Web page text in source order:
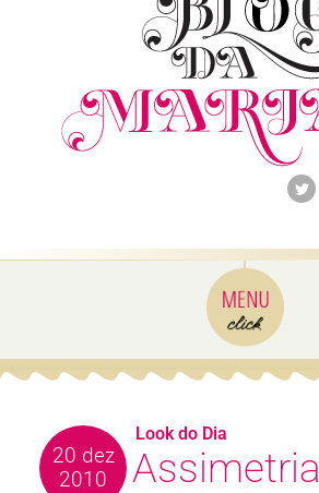
20 dez
2010
Assimetria
Look do Dia